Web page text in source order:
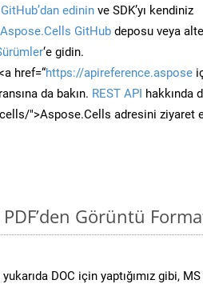
edinin ve SDK’yı kendiniz
Aspose.Cells GitHub deposu veya
‘e gidin.
href=“https://apireference.aspose
da bakın. REST API hakkında
">Aspose.Cells adresini ziyaret
Görüntü
DOC için yaptığımız gibi,